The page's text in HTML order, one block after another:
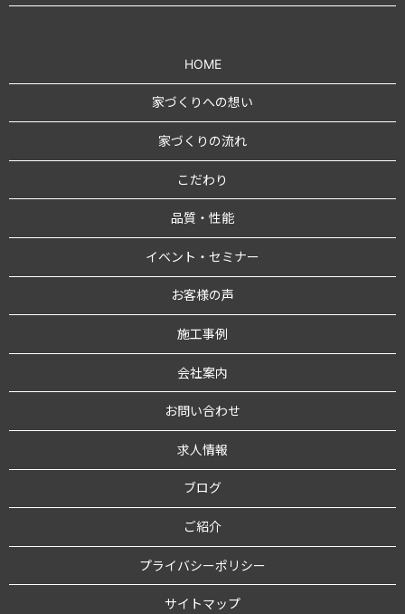
HOME
家づくりへの想い
家づくりの流れ
こだわり
品質・性能
イベント・セミナー
お客様の声
施工事例
会社案内
お問い合わせ
求人情報
ブログ
ご紹介
プライバシーポリシー
サイトマップ